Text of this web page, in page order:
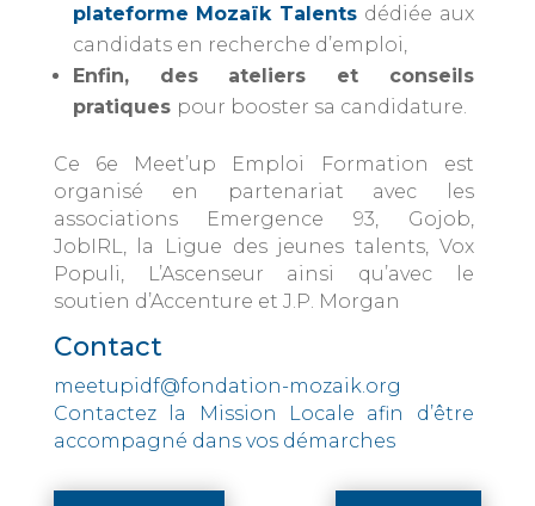
plateforme Mozaïk Talents dédiée aux
candidats en recherche d’emploi,
Enfin, des ateliers et conseils
pratiques pour booster sa candidature.
Ce 6e Meet’up Emploi Formation est
organisé en partenariat avec les
associations Emergence 93, Gojob,
JobIRL, la Ligue des jeunes talents, Vox
Populi, L’Ascenseur ainsi qu’avec le
soutien d’Accenture et J.P. Morgan
Contact
meetupidf@fondation-mozaik.org
Contactez la Mission Locale afin d’être
accompagné dans vos démarches